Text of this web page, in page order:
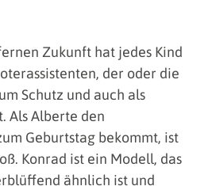
Zukunft hat jedes Kind
der oder die
Schutz und auch als
Als Alberte den
Geburtstag bekommt, ist
Konrad ist ein Modell, das
ähnlich ist und